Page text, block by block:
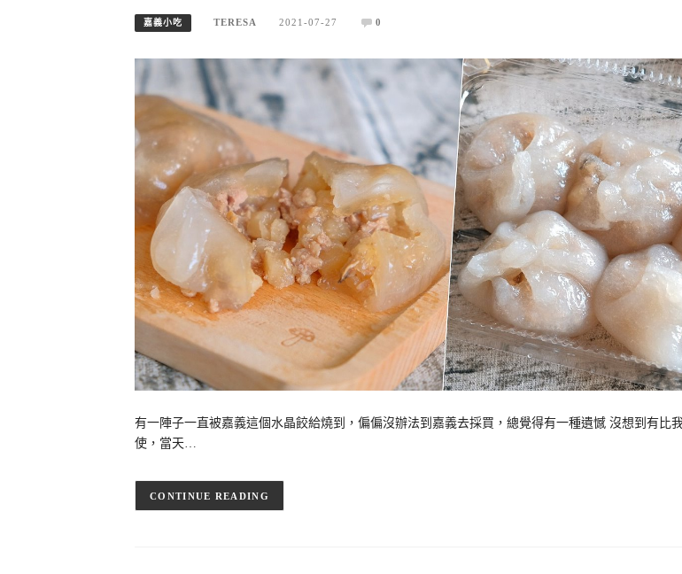
嘉義小吃 TERESA 2021-07-27 0
有一陣子一直被嘉義這個水晶餃給燒到，偏偏沒辦法到嘉義去採買，總覺得有一種遺憾 沒想到有比
使，當天…
CONTINUE READING